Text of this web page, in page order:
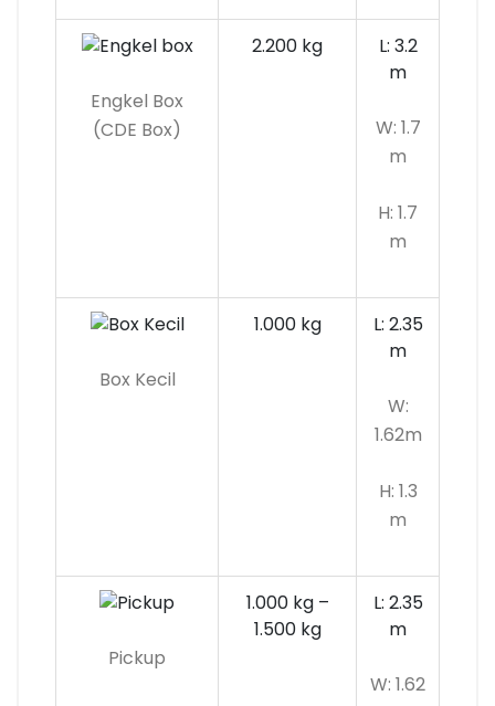
Engkel Box
(CDE Box)
2.200 kg
L: 3.2
m
W: 1.7
m
H: 1.7
m
Box Kecil
1.000 kg
L: 2.35
m
W:
1.62m
H: 1.3
m
Pickup
1.000 kg –
1.500 kg
L: 2.35
m
W: 1.62